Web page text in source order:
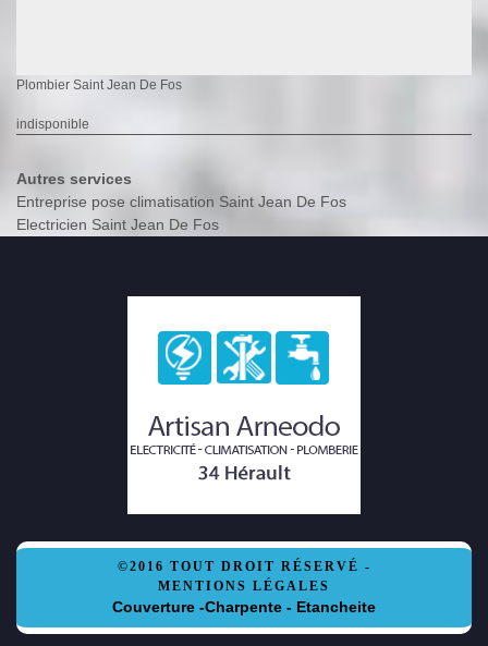
Plombier Saint Jean De Fos
indisponible
Autres services
Entreprise pose climatisation Saint Jean De Fos
Electricien Saint Jean De Fos
©2016 TOUT DROIT RÉSERVÉ -
MENTIONS LÉGALES
Couverture -Charpente - Etancheite